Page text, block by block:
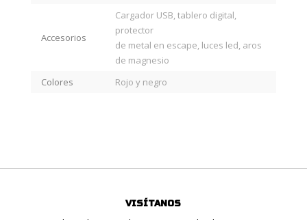
Accesorios
Cargador USB, tablero digital,
protector
de metal en escape, luces led, aros
de magnesio
Colores
Rojo y negro
VISÍTANOS